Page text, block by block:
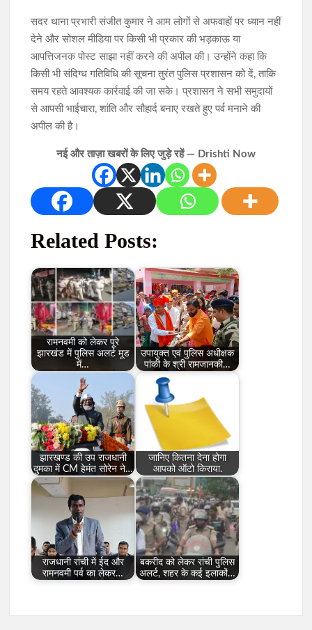
सदर थाना प्रभारी संजीत कुमार ने आम लोगों से अफवाहों पर ध्यान नहीं
देने और सोशल मीडिया पर किसी भी प्रकार की भड़काऊ या
आपत्तिजनक पोस्ट साझा नहीं करने की अपील की। उन्होंने कहा कि
किसी भी संदिग्ध गतिविधि की सूचना तुरंत पुलिस प्रशासन को दें, ताकि
समय रहते आवश्यक कार्रवाई की जा सके। प्रशासन ने सभी समुदायों
से आपसी भाईचारा, शांति और सौहार्द बनाए रखते हुए पर्व मनाने की
अपील की है।
नई और ताज़ा खबरों के लिए जुड़े रहें — Drishti Now
Related Posts:
रामनवमी को लेकर पूरे
झारखंड में पुलिस अलर्ट मूड
में…
उपायुक्त एवं पुलिस अधीक्षक
पांकी के श्री रामजानकी…
झारखण्ड की उप राजधानी
दुमका में CM हेमंत सोरेन ने…
जानिए कितना देना होगा
आपको ऑटो किराया.
राजधानी रांची में ईद और
रामनवमी पर्व का लेकर…
बकरीद को लेकर रांची पुलिस
अलर्ट, शहर के कई इलाकों…